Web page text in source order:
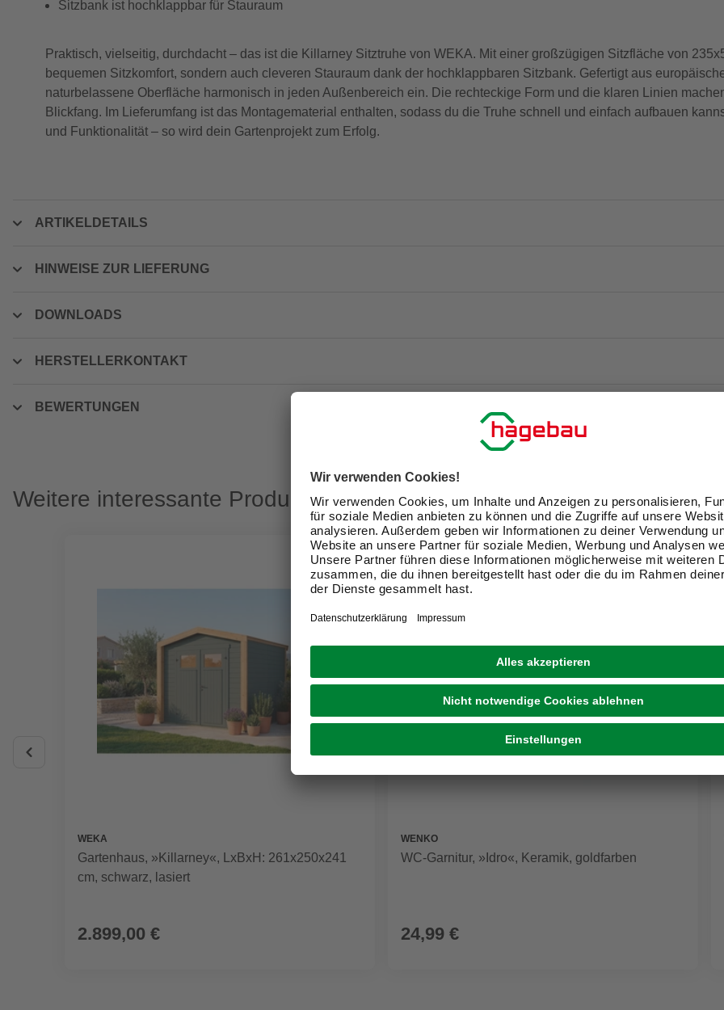
Sitzbank ist hochklappbar für Stauraum
Praktisch, vielseitig, durchdacht – das ist die Killarney Sitztruhe von WEKA. Mit einer großzügigen Sitzfläche von
bequemen Sitzkomfort, sondern auch cleveren Stauraum dank der hochklappbaren Sitzbank. Gefertigt aus
naturbelassene Oberfläche harmonisch in jeden Außenbereich ein. Die rechteckige Form und die klaren Linien
Blickfang. Im Lieferumfang ist das Montagematerial enthalten, sodass du die Truhe schnell und einfach aufbauen
und Funktionalität – so wird dein Gartenprojekt zum Erfolg.
ARTIKELDETAILS
HINWEISE ZUR LIEFERUNG
DOWNLOADS
HERSTELLERKONTAKT
BEWERTUNGEN
Weitere interessante Produkte
WEKA
Gartenhaus, »Killarney«, LxBxH: 261x250x241
cm, schwarz, lasiert
2.899,00 €
WENKO
WC-Garnitur, »Idro«, Keramik, goldfarben
24,99 €